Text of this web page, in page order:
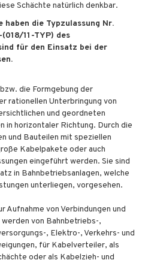
Schächte natürlich denkbar.
die Typzulassung Nr.
11-TYP) des
für den Einsatz bei der
die Formgebung der
rationellen Unterbringung von
und geordneten
in horizontaler Richtung. Durch die
und Bauteilen mit speziellen
Kabelpakete oder auch
eingeführt werden. Sie sind
in Bahnbetriebsanlagen, welche
unterliegen, vorgesehen.
Aufnahme von Verbindungen und
von Bahnbetriebs-,
, Elektro-, Verkehrs- und
für Kabelverteiler, als
oder als Kabelzieh- und